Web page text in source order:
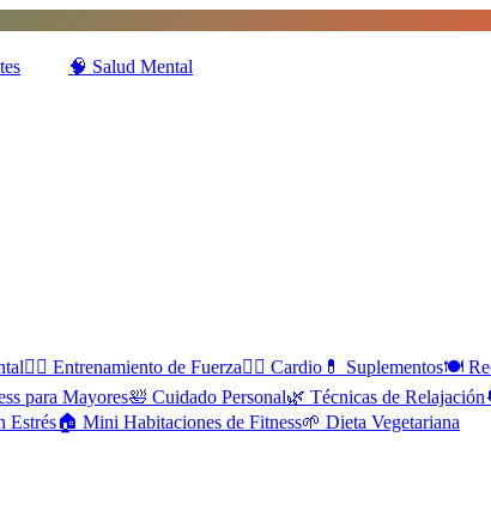
🧠 Salud Mental
🏋️‍♂️ Entrenamiento de Fuerza🏃‍♀️ Cardio 💊 Suplementos🍽️
para Mayores🛀 Cuidado Personal🌿 Técnicas de Relajación
Estrés🏠 Mini Habitaciones de Fitness🌱 Dieta Vegetariana